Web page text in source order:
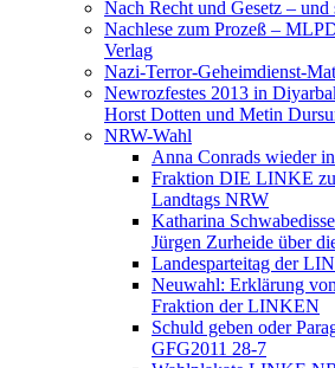
Nach Recht und Gesetz –
Nachlese zum Prozeß –
Verlag
Nazi-Terror-Geheimdienst-
Newrozfestes 2013 in
Horst Dotten und Metin
NRW-Wahl
Anna Conrads wieder
Fraktion DIE LINKE
Landtags NRW
Katharina
Jürgen Zurheide über
Landesparteitag der
Neuwahl: Erklärung
Fraktion der LINKEN
Schuld geben oder
GFG2011 28-7